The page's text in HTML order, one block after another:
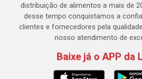
distribuição de alimentos a mais de
desse tempo conquistamos a
clientes e fornecedores pela
nosso atendimento de
Baixe já o APP da